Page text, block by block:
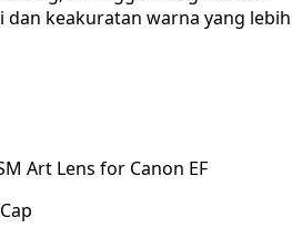
keakuratan warna yang lebih
Art Lens for Canon EF